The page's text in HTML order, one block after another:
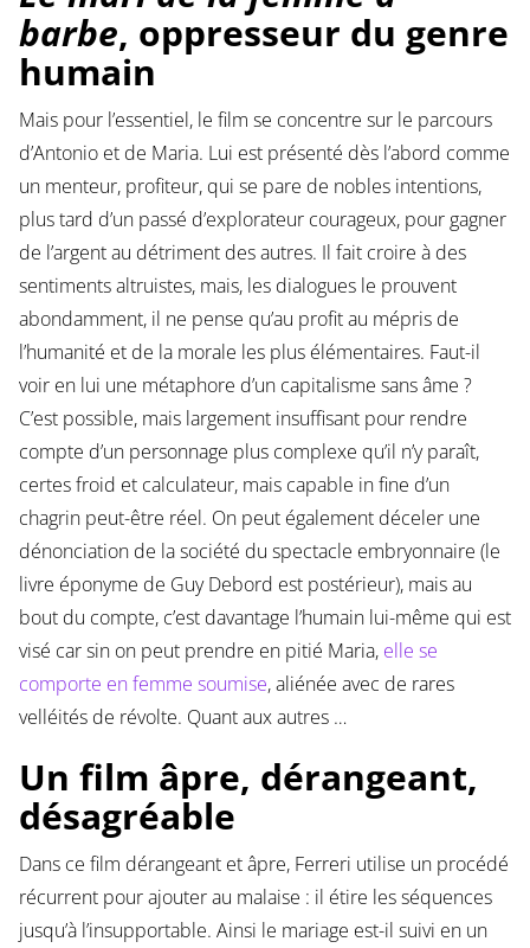
barbe, oppresseur du genre
humain
Mais pour l’essentiel, le film se concentre sur le parcours
d’Antonio et de Maria. Lui est présenté dès l’abord comme
un menteur, profiteur, qui se pare de nobles intentions,
plus tard d’un passé d’explorateur courageux, pour gagner
de l’argent au détriment des autres. Il fait croire à des
sentiments altruistes, mais, les dialogues le prouvent
abondamment, il ne pense qu’au profit au mépris de
l’humanité et de la morale les plus élémentaires. Faut-il
voir en lui une métaphore d’un capitalisme sans âme ?
C’est possible, mais largement insuffisant pour rendre
compte d’un personnage plus complexe qu’il n’y paraît,
certes froid et calculateur, mais capable in fine d’un
chagrin peut-être réel. On peut également déceler une
dénonciation de la société du spectacle embryonnaire (le
livre éponyme de Guy Debord est postérieur), mais au
bout du compte, c’est davantage l’humain lui-même qui est
visé car sin on peut prendre en pitié Maria, elle se
comporte en femme soumise, aliénée avec de rares
velléités de révolte. Quant aux autres …
Un film âpre, dérangeant,
désagréable
Dans ce film dérangeant et âpre, Ferreri utilise un procédé
récurrent pour ajouter au malaise : il étire les séquences
jusqu’à l’insupportable. Ainsi le mariage est-il suivi en un